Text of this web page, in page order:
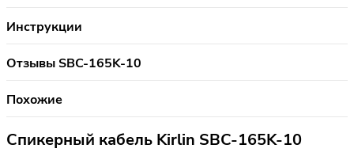
Инструкции
Отзывы SBC-165K-10
Похожие
Спикерный кабель Kirlin SBC-165K-10